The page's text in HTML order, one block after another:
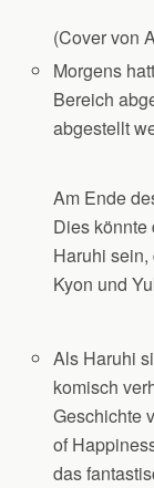
(Cover von
Morgens
Bereich
abgestellt
Am Ende
Dies könnte
Haruhi
Kyon und
Als Haruhi
komisch
Geschichte
of
das